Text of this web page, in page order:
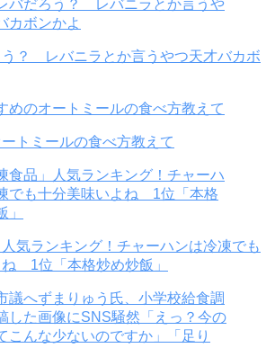
う？ レバニラとか言うやつ天才バカボ
トミールの食べ方教えて
人気ランキング！チャーハンは冷凍でも
1位「本格炒め炒飯」